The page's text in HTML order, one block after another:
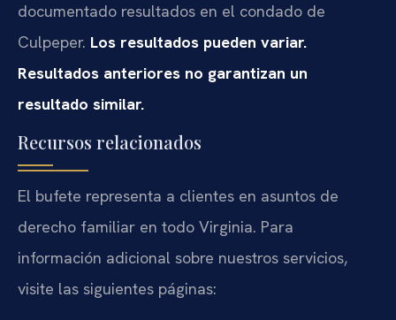
documentado resultados en el condado de
Culpeper. Los resultados pueden variar.
Resultados anteriores no garantizan un
resultado similar.
Recursos relacionados
El bufete representa a clientes en asuntos de
derecho familiar en todo Virginia. Para
información adicional sobre nuestros servicios,
visite las siguientes páginas: